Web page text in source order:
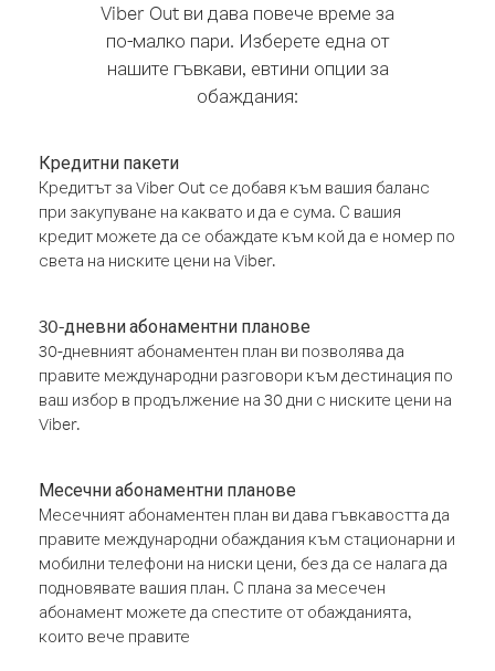
Viber Out ви дава повече време за
по-малко пари. Изберете една от
нашите гъвкави, евтини опции за
обаждания:
Кредитни пакети
Кредитът за Viber Out се добавя към вашия баланс
при закупуване на каквато и да е сума. С вашия
кредит можете да се обаждате към кой да е номер по
света на ниските цени на Viber.
30-дневни абонаментни планове
30-дневният абонаментен план ви позволява да
правите международни разговори към дестинация по
ваш избор в продължение на 30 дни с ниските цени на
Viber.
Месечни абонаментни планове
Месечният абонаментен план ви дава гъвкавостта да
правите международни обаждания към стационарни и
мобилни телефони на ниски цени, без да се налага да
подновявате вашия план. С плана за месечен
абонамент можете да спестите от обажданията,
които вече правите